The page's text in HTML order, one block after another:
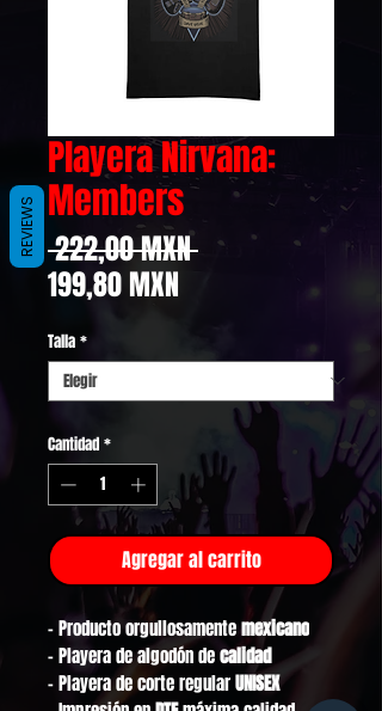
Playera Nirvana:
Members
222,00 MXN Precio
199,80 MXN
oferta
Talla *
Cantidad *
Agregar al carrito
- Producto orgullosamentemexicano
- Playera de algodón decalidad
- Playera de corte regularUNISEX
REVIEWS